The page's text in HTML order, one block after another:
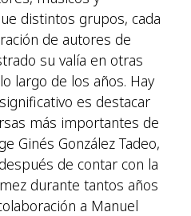
distintos grupos, cada
de autores de
su valía en otras
largo de los años. Hay
es destacar
más importantes de
Ginés González Tadeo,
de contar con la
durante tantos años
a Manuel